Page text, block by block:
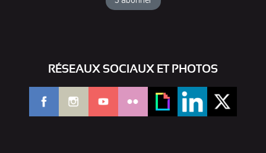
RÉSEAUX SOCIAUX ET PHOTOS